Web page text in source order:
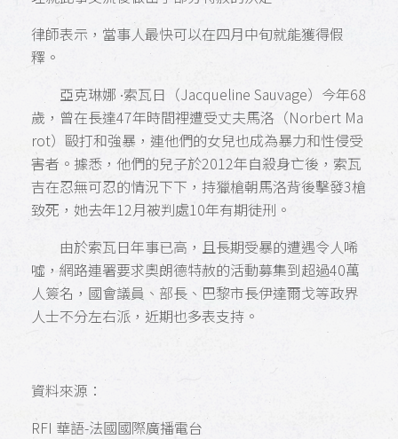
律師表示，當事人最快可以在四月中旬就能獲得假
釋。
亞克琳娜 ∙索瓦日（Jacqueline Sauvage）今年68
歲，曾在長達47年時間裡遭受丈夫馬洛（Norbert Ma
rot）毆打和強暴，連他們的女兒也成為暴力和性侵受
害者。據悉，他們的兒子於2012年自殺身亡後，索瓦
吉在忍無可忍的情況下下，持獵槍朝馬洛背後擊發3槍
致死，她去年12月被判處10年有期徒刑。
由於索瓦日年事已高，且長期受暴的遭遇令人唏
噓，網路連署要求奧朗德特赦的活動募集到超過40萬
人簽名，國會議員、部長、巴黎市長伊達爾戈等政界
人士不分左右派，近期也多表支持。
資料來源：
RFI 華語-法國國際廣播電台